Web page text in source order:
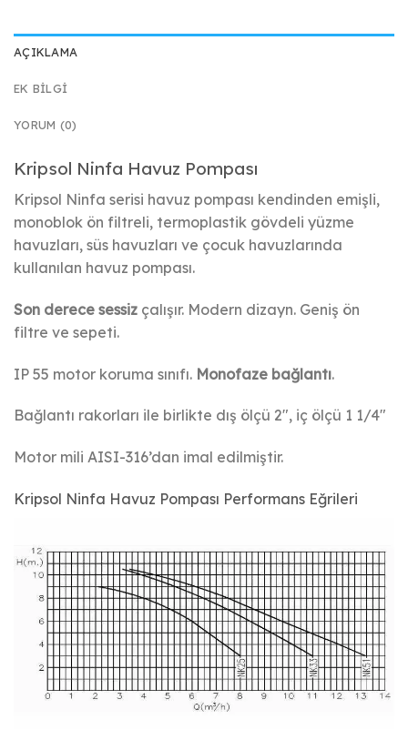
AÇIKLAMA
EK BILGI
YORUM (0)
Kripsol Ninfa Havuz Pompası
Kripsol Ninfa serisi havuz pompası kendinden emişli,
monoblok ön filtreli, termoplastik gövdeli yüzme
havuzları, süs havuzları ve çocuk havuzlarında
kullanılan havuz pompası.
Son derece sessiz çalışır. Modern dizayn. Geniş ön
filtre ve sepeti.
IP 55 motor koruma sınıfı. Monofaze bağlantı.
Bağlantı rakorları ile birlikte dış ölçü 2″, iç ölçü 1 1/4″
Motor mili AISI-316’dan imal edilmiştir.
Kripsol Ninfa Havuz Pompası Performans Eğrileri